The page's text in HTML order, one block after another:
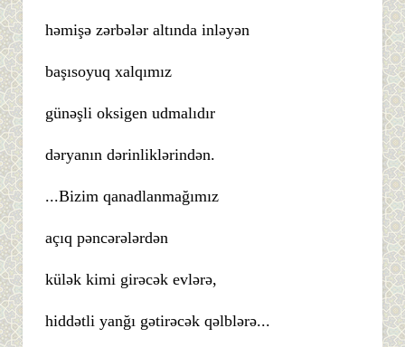
həmişə zərbələr altında inləyən
başısoyuq xalqımız
günəşli oksigen udmalıdır
dəryanın dərinliklərindən.
...Bizim qanadlanmağımız
açıq pəncərələrdən
külək kimi girəcək evlərə,
hiddətli yanğı gətirəcək qəlblərə...